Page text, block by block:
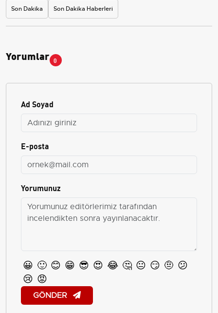
Son Dakika Son Dakika Haberleri
Yorumlar 0
Ad Soyad
E-posta
Yorumunuz
😀 🙂 😊 😁 😎 😍 😂 🤔 😐 😏 🤨 😕
😢 😡
GÖNDER